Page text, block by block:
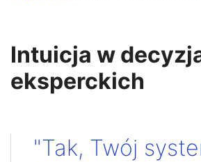
Intuicja w
eksperckich
"Tak, Twój